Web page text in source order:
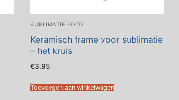
SUBLIMATIE FOTO
Keramisch frame voor sublimatie
– het kruis
€3.95
Toevoegen aan winkelwagen